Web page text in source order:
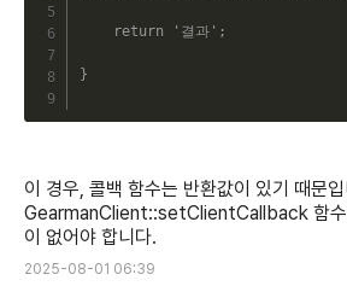
return '결과' ;
}
이 경우, 콜백 함수는 반환값이 있기 때문
GearmanClient::setClientCallback 함수
이 없어야 합니다.
2025-08-01 06:39